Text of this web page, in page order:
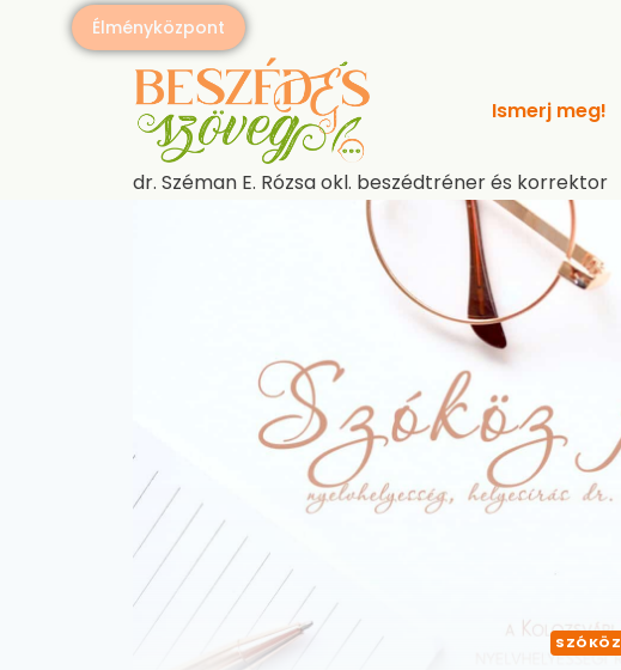
Élményközpont
Ismerj meg!
dr. Széman E. Rózsa okl. beszédtréner és korrektor
SZÓKÖZ